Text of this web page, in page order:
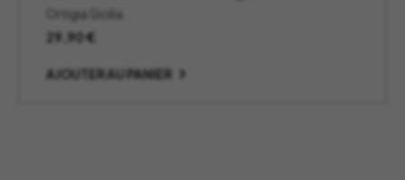
Ortigia Sicilia
29,90€
AJOUTER AU PANIER